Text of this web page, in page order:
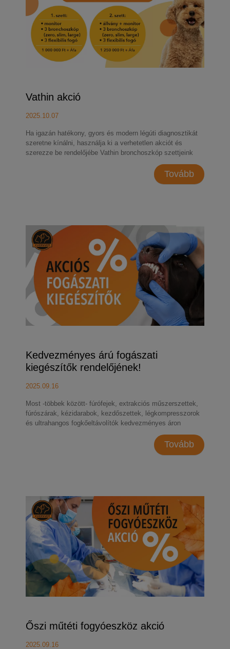
Vathin akció
2025.10.07
Ha igazán hatékony, gyors és modern légúti diagnosztikát
szeretne kínálni, használja ki a verhetetlen akciót és
szerezze be rendelőjébe Vathin bronchoszkóp szettjeink
Tovább
Kedvezményes árú fogászati
kiegészítők rendelőjének!
2025.09.16
Most -többek között- fúrófejek, extrakciós műszerszettek,
fúrószárak, kézidarabok, kezdőszettek, légkompresszorok
és ultrahangos fogkőeltávolítók kedvezményes áron
Tovább
Őszi műtéti fogyóeszköz akció
2025.09.16